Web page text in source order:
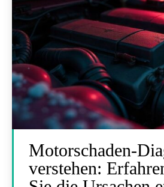
Motorschaden-
verstehen: